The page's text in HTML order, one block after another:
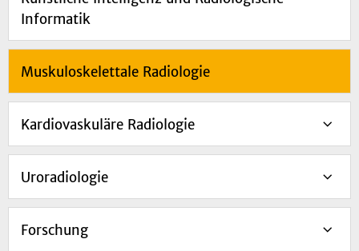
Informatik
Muskuloskelettale Radiologie
Kardiovaskuläre Radiologie
Uroradiologie
Forschung